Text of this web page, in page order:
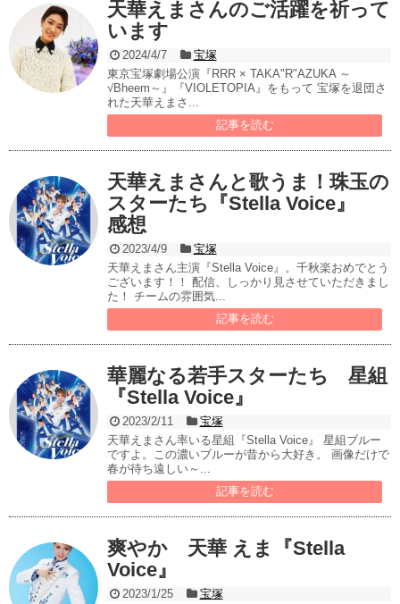
天華えまさんのご活躍を祈って
います
2024/4/7
宝塚
東京宝塚劇場公演『RRR × TAKA"R"AZUKA ～
√Bheem～』『VIOLETOPIA』をもって 宝塚を退団さ
れた天華えまさ...
記事を読む
天華えまさんと歌うま！珠玉の
スターたち『Stella Voice』
感想
2023/4/9
宝塚
天華えまさん主演『Stella Voice』。千秋楽おめでとう
ございます！！ 配信、しっかり見させていただきまし
た！ チームの雰囲気...
記事を読む
華麗なる若手スターたち 星組
『Stella Voice』
2023/2/11
宝塚
天華えまさん率いる星組『Stella Voice』 星組ブルー
ですよ。この濃いブルーが昔から大好き。 画像だけで
春が待ち遠しい～...
記事を読む
爽やか 天華 えま『Stella
Voice』
2023/1/25
宝塚